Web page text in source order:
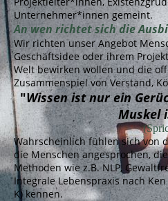
Unternehmer*innen gemeint.
An wen richtet sich die
Wir richten unser Angebot
Geschäftsidee oder ihrem
Welt bewirken wollen und die
Zusammenspiel von Verstand,
"Wissen ist nur ein
Muskel
Wahrscheinlich fühlen sich von
die Menschen angesprochen,
Methoden wie z.B. NLP,
Integrale Lebenspraxis nach
K) kennen.